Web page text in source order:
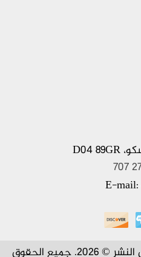
مكتبة النخلة العالمية حقوق النشر © 2026. جميع الحقوق